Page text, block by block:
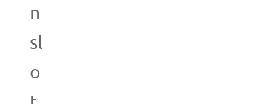
n
sl
o